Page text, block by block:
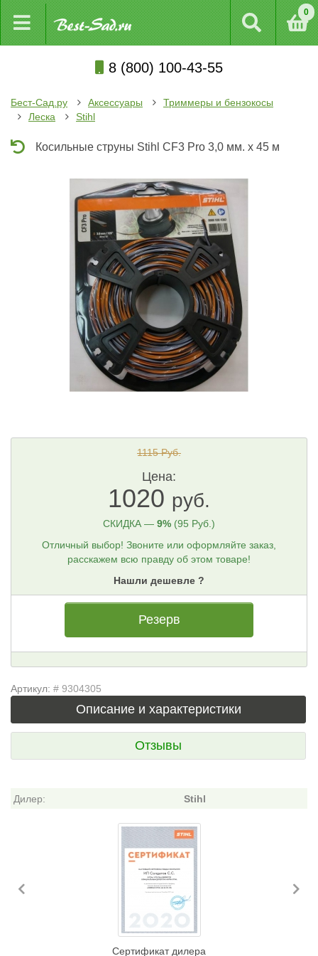
0
8 (800) 100-43-55
Бест-Сад.ру Аксессуары
Триммеры и бензокосы
Леска
Stihl
Косильные струны Stihl CF3 Pro 3,0 мм. x 45 м
1115 Руб.
Цена:
1020 руб.
СКИДКА — 9% (95 Руб.)
Отличный выбор! Звоните или оформляйте заказ,
расскажем всю правду об этом товаре!
Нашли дешевле ?
Резерв
Артикул: # 9304305
Описание и характеристики
Отзывы
Дилер: Stihl
Сертификат дилера